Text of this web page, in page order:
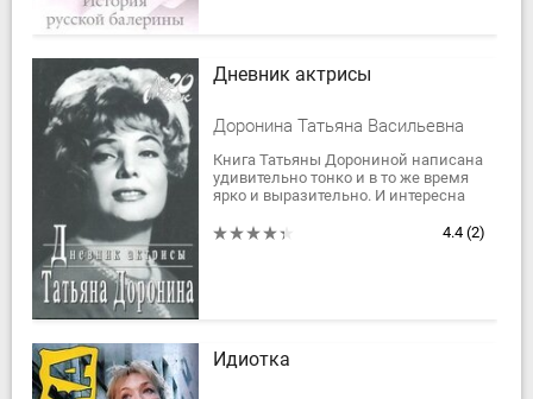
Дневник актрисы
Доронина Татьяна Васильевна
Книга Татьяны Дорониной написана
удивительно тонко и в то же время
ярко и выразительно. И интересна
мы встречаемся с Георгием...
4.4 (2)
Идиотка